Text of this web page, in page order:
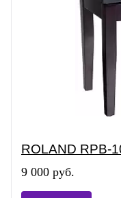
ROLAND RPB-
9 000 руб.